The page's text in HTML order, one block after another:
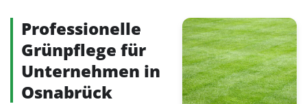
Professionelle
Grünpflege für
Unternehmen in
Osnabrück